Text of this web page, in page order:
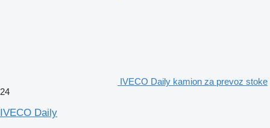
IVECO Daily kamion za prevoz stoke
24
IVECO Daily